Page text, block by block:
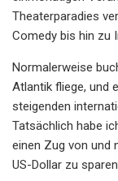
Theaterparadies
Comedy bis hin zu
Normalerweise
Atlantik fliege, und
steigenden
Tatsächlich habe
einen Zug von und
US-Dollar zu